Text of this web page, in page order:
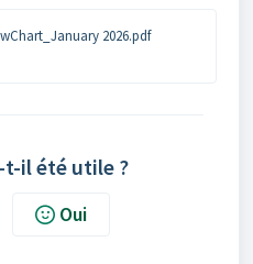
2026.pdf
il été utile ?
Oui